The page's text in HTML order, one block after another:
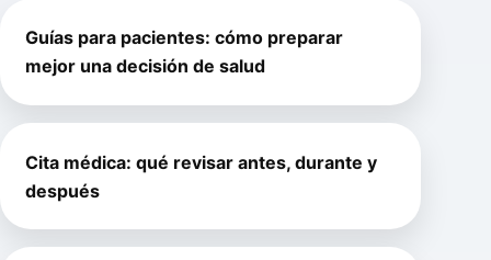
Guías para pacientes: cómo preparar
mejor una decisión de salud
Cita médica: qué revisar antes, durante y
después